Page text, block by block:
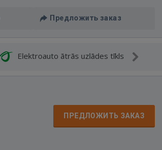
Предложить заказ
Elektroauto ātrās uzlādes tīkls
ПРЕДЛОЖИТЬ ЗАКАЗ